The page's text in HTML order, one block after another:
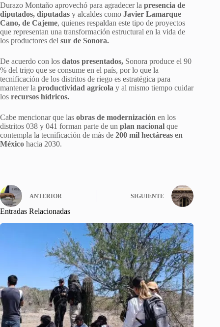
Durazo Montaño aprovechó para agradecer la presencia de
diputados, diputadas y alcaldes como Javier Lamarque
Cano, de Cajeme, quienes respaldan este tipo de proyectos
que representan una transformación estructural en la vida de
los productores del sur de Sonora.
De acuerdo con los datos presentados, Sonora produce el 90
% del trigo que se consume en el país, por lo que la
tecnificación de los distritos de riego es estratégica para
mantener la productividad agrícola y al mismo tiempo cuidar
los recursos hídricos.
Cabe mencionar que las obras de modernización en los
distritos 038 y 041 forman parte de un plan nacional que
contempla la tecnificación de más de 200 mil hectáreas en
México hacia 2030.
ANTERIOR SIGUIENTE
Entradas Relacionadas